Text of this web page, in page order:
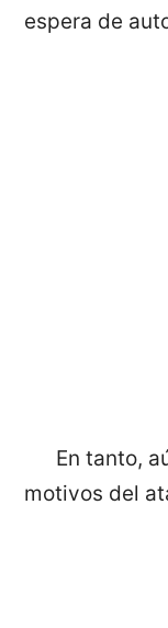
espera de
En tanto,
motivos del